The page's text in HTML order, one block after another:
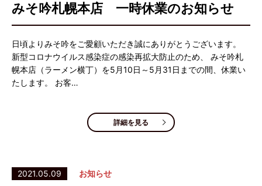
みそ吟札幌本店 一時休業のお知らせ
日頃よりみそ吟をご愛顧いただき誠にありがとうございます。
新型コロナウイルス感染症の感染再拡大防止のため、 みそ吟札
幌本店（ラーメン横丁）を5月10日～5月31日までの間、休業い
たします。 お客…
詳細を見る
2021.05.09 お知らせ